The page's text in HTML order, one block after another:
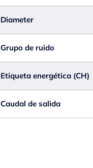
Diameter
Grupo de ruido
Etiqueta energética (CH)
Caudal de salida